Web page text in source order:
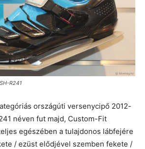
R241
országúti versenycipő 2012-
néven fut majd, Custom-Fit
egészében a tulajdonos lábfejére
/ ezüst elődjével szemben fekete /